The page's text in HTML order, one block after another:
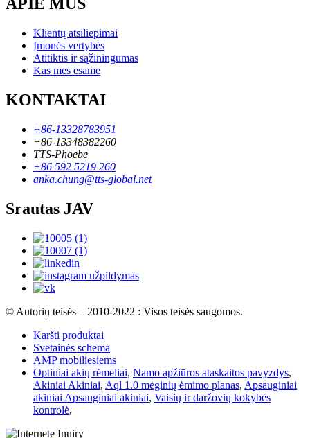
APIE MUS
Klientų atsiliepimai
Įmonės vertybės
Atitiktis ir sąžiningumas
Kas mes esame
KONTAKTAI
+86-13328783951
+86-13348382260
TTS-Phoebe
+86 592 5219 260
anka.chung@tts-global.net
Srautas JAV
© Autorių teisės – 2010-2022 : Visos teisės saugomos.
Karšti produktai
Svetainės schema
AMP mobiliesiems
Optiniai akių rėmeliai, Namo apžiūros ataskaitos pavyzdys,
Akiniai Akiniai, Aql 1.0 mėginių ėmimo planas, Apsauginiai
akiniai Apsauginiai akiniai, Vaisių ir daržovių kokybės
kontrolė,